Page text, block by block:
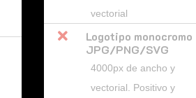
vectorial

Logotipo monocromo
JPG/PNG/SVG
4000px de ancho y
vectorial. Positivo y